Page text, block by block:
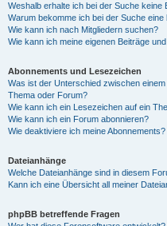
Weshalb erhalte ich bei der Suche keine
Warum bekomme ich bei der Suche eine
Wie kann ich nach Mitgliedern suchen?
Wie kann ich meine eigenen Beiträge
Abonnements und Lesezeichen
Was ist der Unterschied zwischen
Thema oder Forum?
Wie kann ich ein Lesezeichen auf ein
Wie kann ich ein Forum abonnieren?
Wie deaktiviere ich meine Abonnements?
Dateianhänge
Welche Dateianhänge sind in diesem
Kann ich eine Übersicht all meiner
phpBB betreffende Fragen